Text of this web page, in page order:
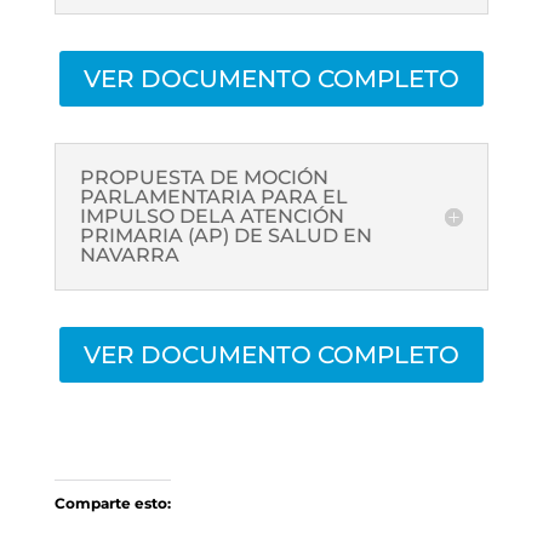
VER DOCUMENTO COMPLETO
PROPUESTA DE MOCIÓN
PARLAMENTARIA PARA EL
IMPULSO DELA ATENCIÓN
PRIMARIA (AP) DE SALUD EN
NAVARRA
VER DOCUMENTO COMPLETO
Comparte esto: